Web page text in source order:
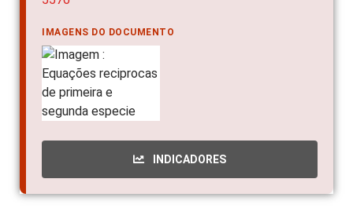
IMAGENS DO DOCUMENTO
INDICADORES